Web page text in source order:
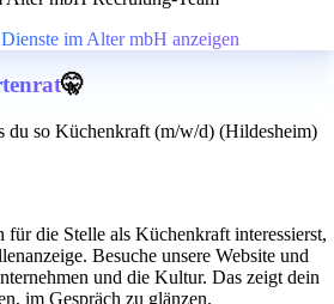
im Alter mbH anzeigen
🤫
du so Küchenkraft (m/w/d) (Hildesheim)
die Stelle als Küchenkraft interessierst,
Besuche unsere Website und
und die Kultur. Das zeigt dein
im Gespräch zu glänzen.